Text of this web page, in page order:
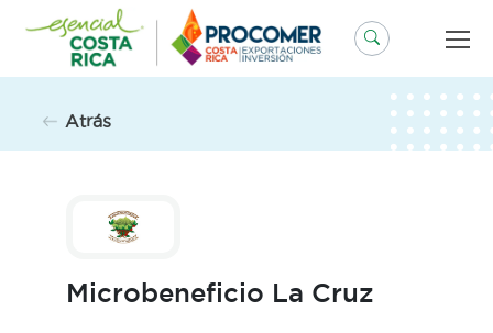
contenido
Atrás
Microbeneficio La Cruz